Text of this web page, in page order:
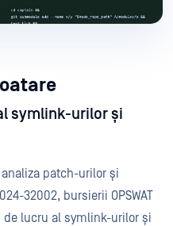
symlink-urilor și
patch-urilor și
32002, bursierii OPSWAT
lucru al symlink-urilor și